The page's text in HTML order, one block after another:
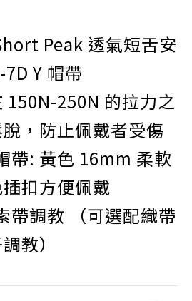
Peak 透氣短舌安
Y 帽帶
150N-250N 的拉力之
，防止佩戴者受傷
帶: 黃色 16mm 柔軟
扣方便佩戴
帶調教 （可選配織帶
教）